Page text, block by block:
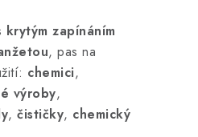
krytým zapínáním
, pas na
chemici,
výroby,
, čističky, chemický